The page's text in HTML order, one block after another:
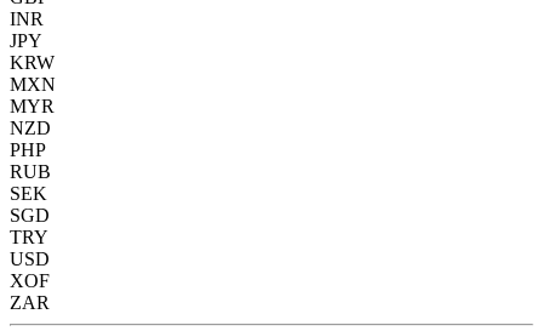
INR
JPY
KRW
MXN
MYR
NZD
PHP
RUB
SEK
SGD
TRY
USD
XOF
ZAR